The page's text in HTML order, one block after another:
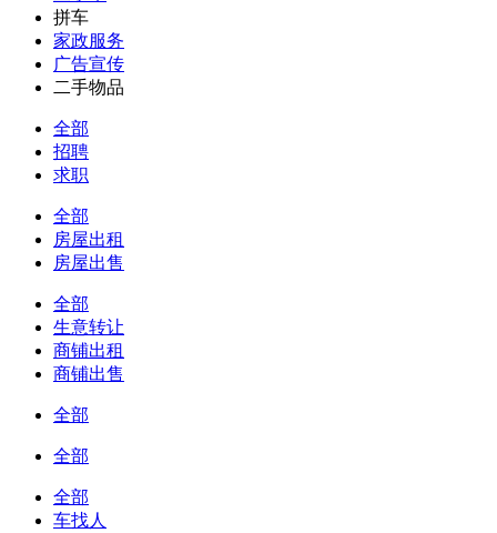
拼车
家政服务
广告宣传
二手物品
全部
招聘
求职
全部
房屋出租
房屋出售
全部
生意转让
商铺出租
商铺出售
全部
全部
全部
车找人